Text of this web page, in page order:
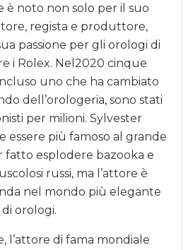
è noto non solo per il suo
regista e produttore,
passione per gli orologi di
i Rolex. Nel2020 cinque
uno che ha cambiato
dell’orologeria, sono stati
per milioni. Sylvester
essere più famoso al grande
fatto esplodere bazooka e
russi, ma l’attore è
nel mondo più elegante
orologi.
l’attore di fama mondiale